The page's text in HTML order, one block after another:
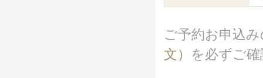
ご予約お申込
文）
を必ずご